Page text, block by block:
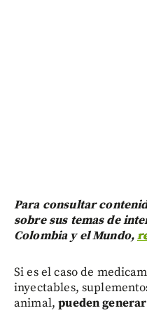
Para consultar
sobre sus temas de
Colombia y el Mundo,
Si es el caso de
inyectables,
animal,pueden